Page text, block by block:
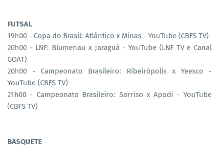
FUTSAL
19h00 - Copa do Brasil: Atlântico x Minas - YouTube (CBFS TV)
20h00 - LNF: Blumenau x Jaraguá - YouTube (LNF TV e Canal
GOAT)
20h00 - Campeonato Brasileiro: Ribeirópolis x Yeesco -
YouTube (CBFS TV)
21h00 - Campeonato Brasileiro: Sorriso x Apodi - YouTube
(CBFS TV)
BASQUETE